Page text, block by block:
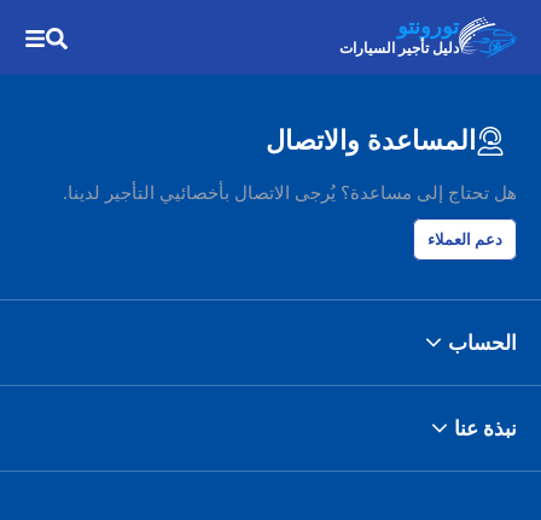
تورونتو
دليل تأجير السيارات
المساعدة والاتصال
هل تحتاج إلى مساعدة؟ يُرجى الاتصال بأخصائيي التأجير لدينا.
دعم العملاء
الحساب
نبذة عنا